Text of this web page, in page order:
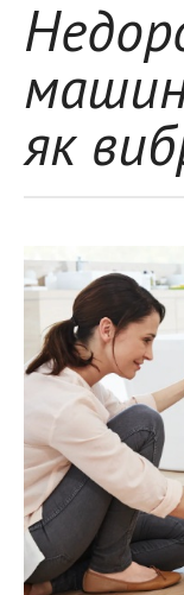
як